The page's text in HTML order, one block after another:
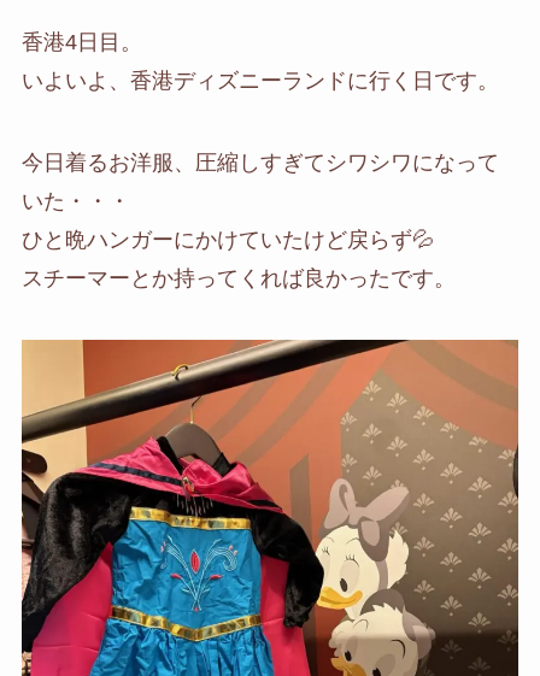
香港4日目。
いよいよ、香港ディズニーランドに行く日です。
今日着るお洋服、圧縮しすぎてシワシワになって
いた・・・
ひと晩ハンガーにかけていたけど戻らず💦
スチーマーとか持ってくれば良かったです。